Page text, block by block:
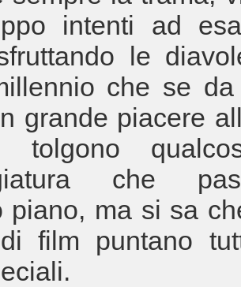
intenti ad
le
che se
grande piacere
tolgono
che
piano, ma si sa
film puntano